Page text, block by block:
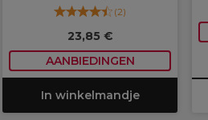
(2)
23,85 €
AANBIEDINGEN
In winkelmandje